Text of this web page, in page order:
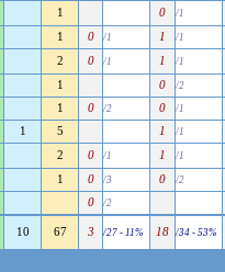
1 0 /1
1 0 /1 1 /1
2 0 /1 1 /1
1 0 /2
1 0 /2 0 /1
1 5 1 /1
2 0 /1 1 /1
1 0 /3 0 /2
0 /2
10 67 3 /27 - 11% 18 /34 - 53%